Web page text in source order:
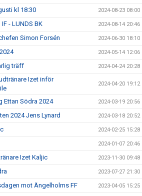
kl 18:30 2024-08-23 08:00
- LUNDS BK 2024-08-14 20:46
Simon Forsén 2024-06-30 18:10
2024-05-14 12:06
träff 2024-04-24 20:28
Izet inför
2024-04-20 19:12
Ettan Södra 2024 2024-03-19 20:56
2024 Jens Lynard 2024-03-18 20:52
2024-02-25 15:28
2024-01-07 20:46
Izet Kaljic 2023-11-30 09:48
2023-07-27 21:30
mot Ängelholms FF 2023-04-05 15:25